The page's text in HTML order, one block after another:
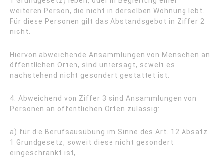
weiteren Person, die nicht in derselben Wohnung lebt.
Für diese Personen gilt das Abstandsgebot in Ziffer 2
nicht.
Hiervon abweichende Ansammlungen von Menschen an
öffentlichen Orten, sind untersagt, soweit es
nachstehend nicht gesondert gestattet ist.
4. Abweichend von Ziffer 3 sind Ansammlungen von
Personen an öffentlichen Orten zulässig:
a) für die Berufsausübung im Sinne des Art. 12 Absatz
1 Grundgesetz, soweit diese nicht gesondert
eingeschränkt ist,